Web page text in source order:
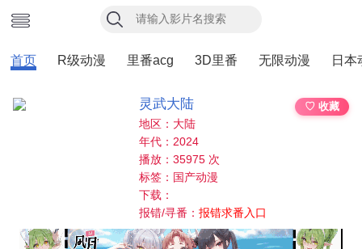
首页 R级动漫 里番acg 3D里番 无限动漫 日本
灵武大陆
♡ 收藏
地区：大陆
年代：2024
播放：35975 次
标签：国产动漫
下载：
报错/寻番：报错求番入口